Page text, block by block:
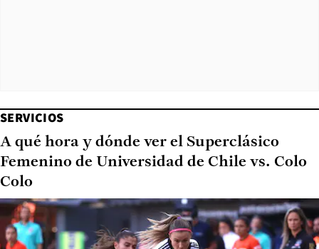
SERVICIOS
A qué hora y dónde ver el Superclásico
Femenino de Universidad de Chile vs. Colo
Colo